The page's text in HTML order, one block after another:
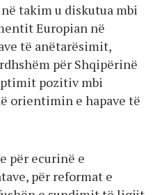
takim u diskutua mbi
Europian në
të anëtarësimit,
për Shqipërinë
pozitiv mbi
orientimin e hapave të
për ecurinë e
për reformat e